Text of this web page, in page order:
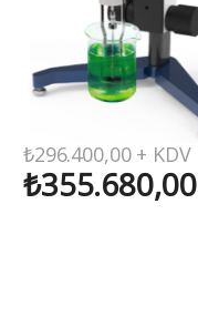
₺296.400,00+ KDV
₺355.680,00